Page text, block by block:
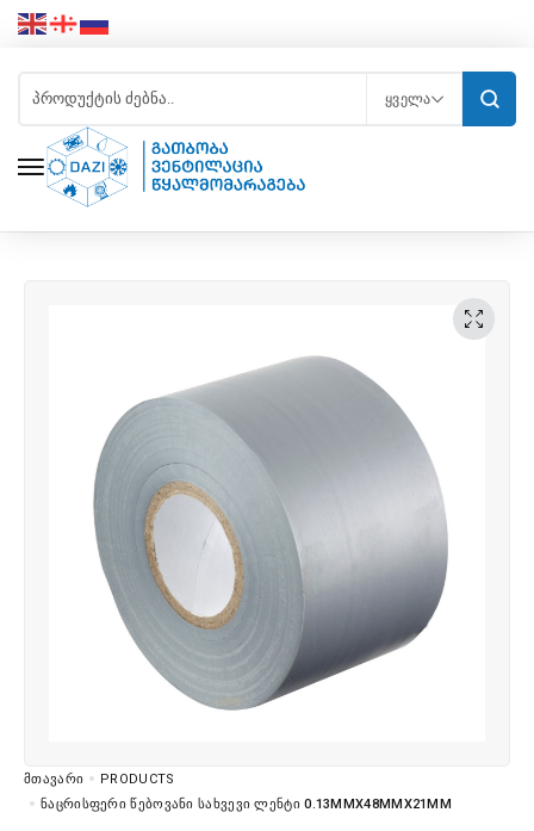
ᲧᲕᲔᲚᲐ
ᲛᲗᲐᲕᲐᲠᲘ
PRODUCTS
ᲜᲐᲪᲠᲘᲡᲤᲔᲠᲘ ᲬᲔᲑᲝᲕᲐᲜᲘ ᲡᲐᲮᲕᲔᲕᲘ ᲚᲔᲜᲢᲘ 0.13MMX48MMX21MM